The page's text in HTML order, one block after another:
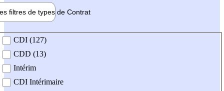
filtres de types de Contrat
contrat
CDI (127)
CDD (13)
Intérim
CDI Intérimaire